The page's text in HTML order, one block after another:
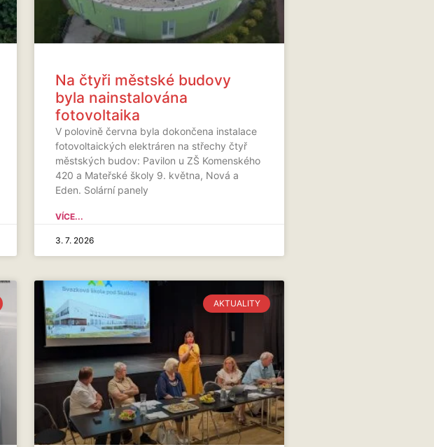
Na čtyři městské budovy
byla nainstalována
fotovoltaika
V polovině června byla dokončena instalace
fotovoltaických elektráren na střechy čtyř
městských budov: Pavilon u ZŠ Komenského
420 a Mateřské školy 9. května, Nová a
Eden. Solární panely
VÍCE...
3. 7. 2026
AKTUALITY